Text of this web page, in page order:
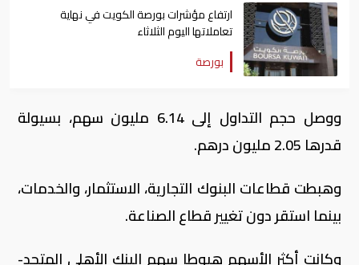
ارتفاع مؤشرات بورصة الكويت في نهاية
تعاملاتها اليوم الثلاثاء
بورصة
ووصل حجم التداول إلى 6.14 مليون سهم، بسيولة
قدرها 2.05 مليون درهم
.
وهبطت قطاعات البنوك التجارية، الاستثمار، والخدمات،
بينما استقر دون تغيير قطاع الصناعة.